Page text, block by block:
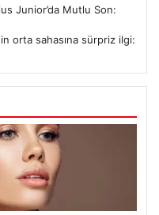
Junior’da Mutlu Son:
orta sahasına sürpriz ilgi: